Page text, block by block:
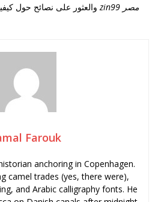
والعثور على نصائح حول
كود خصم zin99 مصر
Farouk
anchoring in Copenhagen.
camel trades (yes, there were),
and Arabic calligraphy fonts. He